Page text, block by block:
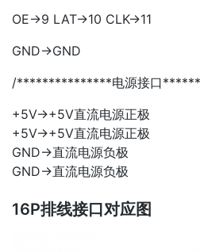
OE->9 LAT->10 CLK->11
GND->GND
/***************电源接口
+5V->+5V直流电源正极
+5V->+5V直流电源正极
GND->直流电源负极
GND->直流电源负极
16P排线接口对应图